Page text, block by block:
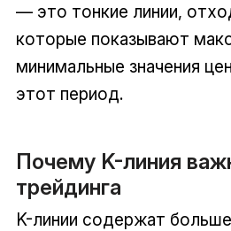
— это тонкие линии,
которые показывают
минимальные значения
этот период.
Почему K-линия
трейдинга
K-линии содержат